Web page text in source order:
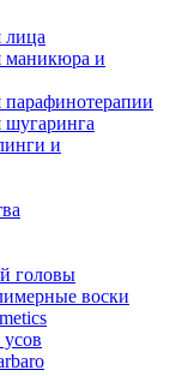
лица
маникюра и
шугаринга
и
головы
воски